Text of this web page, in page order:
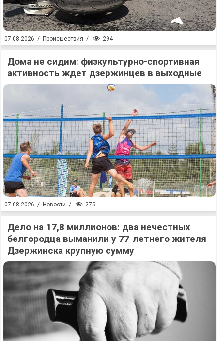
07.08.2026 / Происшествия / 294
Дома не сидим: физкультурно-спортивная
активность ждет дзержинцев в выходные
07.08.2026 / Новости / 275
Дело на 17,8 миллионов: два нечестных
белгородца выманили у 77-летнего жителя
Дзержинска крупную сумму